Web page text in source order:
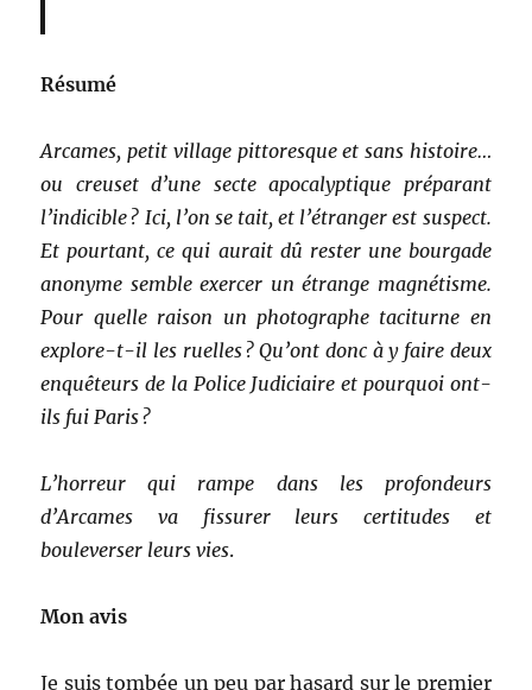
Résumé
Arcames, petit village pittoresque et sans histoire…
ou creuset d’une secte apocalyptique préparant
l’indicible ? Ici, l’on se tait, et l’étranger est suspect.
Et pourtant, ce qui aurait dû rester une bourgade
anonyme semble exercer un étrange magnétisme.
Pour quelle raison un photographe taciturne en
explore-t-il les ruelles ? Qu’ont donc à y faire deux
enquêteurs de la Police Judiciaire et pourquoi ont-
ils fui Paris ?
L’horreur qui rampe dans les profondeurs
d’Arcames va fissurer leurs certitudes et
bouleverser leurs vies.
Mon avis
Je suis tombée un peu par hasard sur le premier